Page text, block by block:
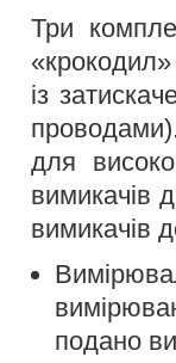
Три
із
для
вимикачів
вимикачів
подано